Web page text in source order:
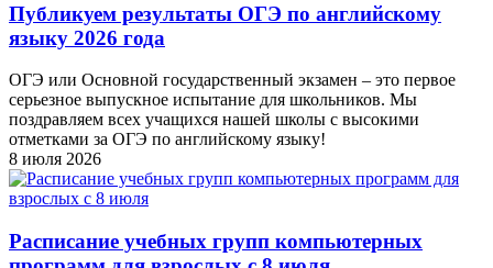
Публикуем результаты ОГЭ по английскому
языку 2026 года
ОГЭ или Основной государственный экзамен – это первое
серьезное выпускное испытание для школьников. Мы
поздравляем всех учащихся нашей школы с высокими
отметками за ОГЭ по английскому языку!
8 июля 2026
Расписание учебных групп компьютерных